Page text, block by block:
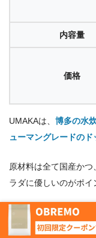
内容量
価格
UMAKAは、 博多の水
ューマングレードのド
原材料は全て国産か
ラダに優しいのがポイ
またノンオイルコー
作られています。